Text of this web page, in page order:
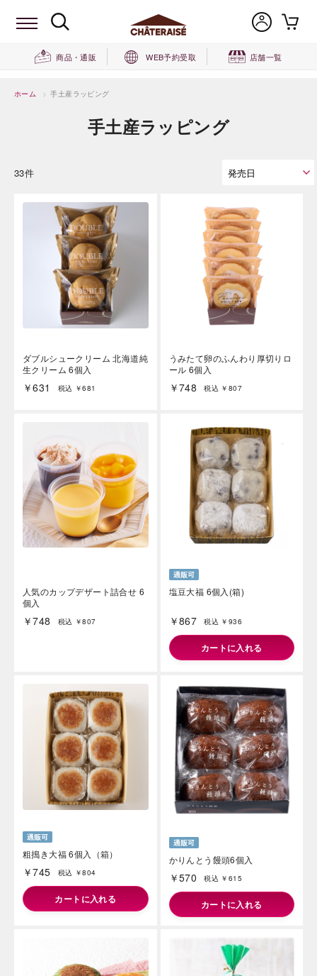
商品・通販 WEB予約受取 店舗一覧
ホーム > 手土産ラッピング
手土産ラッピング
33件
ダブルシュークリーム 北海道純
生クリーム 6個入
￥631 税込 ￥681
うみたて卵のふんわり厚切りロ
ール 6個入
￥748 税込 ￥807
人気のカップデザート詰合せ 6
個入
￥748 税込 ￥807
塩豆大福 6個入(箱)
￥867 税込 ￥936
カートに入れる
粗搗き大福 6個入（箱）
￥745 税込 ￥804
カートに入れる
かりんとう饅頭6個入
￥570 税込 ￥615
カートに入れる